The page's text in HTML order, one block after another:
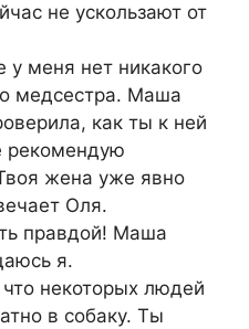
не ускользают от
меня нет никакого
медсестра. Маша
как ты к ней
рекомендую
жена уже явно
Оля.
правдой! Маша
я.
некоторых людей
в собаку. Ты